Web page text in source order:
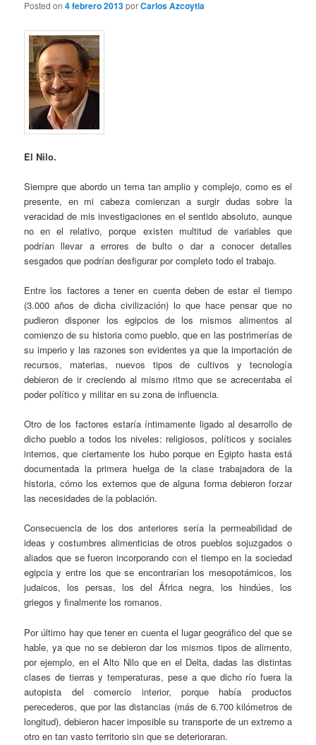
Posted on4 febrero 2013porCarlos Azcoytia
El Nilo.
Siempre que abordo un tema tan amplio y complejo, como es el
presente, en mi cabeza comienzan a surgir dudas sobre la
veracidad de mis investigaciones en el sentido absoluto, aunque
no en el relativo, porque existen multitud de variables que
podrían llevar a errores de bulto o dar a conocer detalles
sesgados que podrían desfigurar por completo todo el trabajo.
Entre los factores a tener en cuenta deben de estar el tiempo
(3.000 años de dicha civilización) lo que hace pensar que no
pudieron disponer los egipcios de los mismos alimentos al
comienzo de su historia como pueblo, que en las postrimerías de
su imperio y las razones son evidentes ya que la importación de
recursos, materias, nuevos tipos de cultivos y tecnología
debieron de ir creciendo al mismo ritmo que se acrecentaba el
poder político y militar en su zona de influencia.
Otro de los factores estaría íntimamente ligado al desarrollo de
dicho pueblo a todos los niveles: religiosos, políticos y sociales
internos, que ciertamente los hubo porque en Egipto hasta está
documentada la primera huelga de la clase trabajadora de la
historia, cómo los externos que de alguna forma debieron forzar
las necesidades de la población.
Consecuencia de los dos anteriores sería la permeabilidad de
ideas y costumbres alimenticias de otros pueblos sojuzgados o
aliados que se fueron incorporando con el tiempo en la sociedad
egipcia y entre los que se encontrarían los mesopotámicos, los
judaicos, los persas, los del África negra, los hindúes, los
griegos y finalmente los romanos.
Por último hay que tener en cuenta el lugar geográfico del que se
hable, ya que no se debieron dar los mismos tipos de alimento,
por ejemplo, en el Alto Nilo que en el Delta, dadas las distintas
clases de tierras y temperaturas, pese a que dicho río fuera la
autopista del comercio interior, porque había productos
perecederos, que por las distancias (más de 6.700 kilómetros de
longitud), debieron hacer imposible su transporte de un extremo a
otro en tan vasto territorio sin que se deterioraran.